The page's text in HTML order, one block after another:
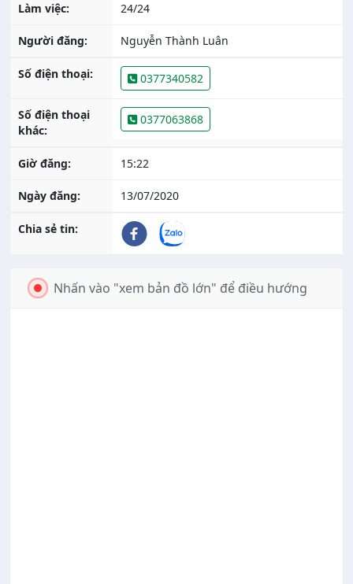
Làm việc: 24/24
Người đăng: Nguyễn Thành Luân
Số điện thoại: 0377340582
Số điện thoại
khác:
0377063868
Giờ đăng: 15:22
Ngày đăng: 13/07/2020
Chia sẻ tin:
Nhấn vào "xem bản đồ lớn" để điều hướng